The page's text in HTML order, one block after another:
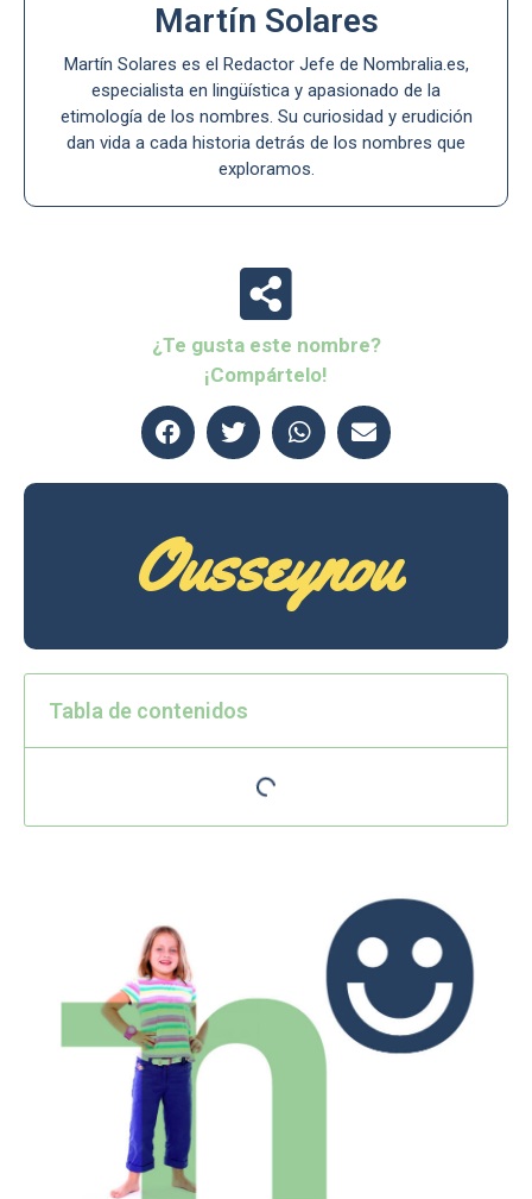
Martín Solares
Martín Solares es el Redactor Jefe de Nombralia.es,
especialista en lingüística y apasionado de la
etimología de los nombres. Su curiosidad y erudición
dan vida a cada historia detrás de los nombres que
exploramos.
¿Te gusta este nombre?
¡Compártelo!
Ousseynou
Tabla de contenidos